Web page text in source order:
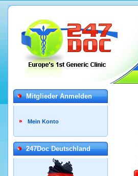
Mitglieder Anmelden
Mein Konto
247Doc Deutschland